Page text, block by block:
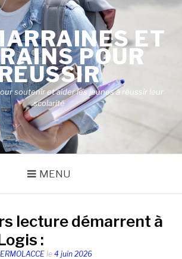
ET
POUR
soutenir et aider les jeunes à réussir leur
scolarité
MENU
lecture démarrent à
:
le 4 juin 2026